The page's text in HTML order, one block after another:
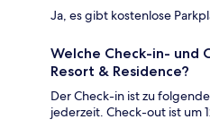
Ja, es gibt kostenlose
Welche Check-in- und
Resort & Residence?
Der Check-in ist zu
jederzeit. Check-out ist um